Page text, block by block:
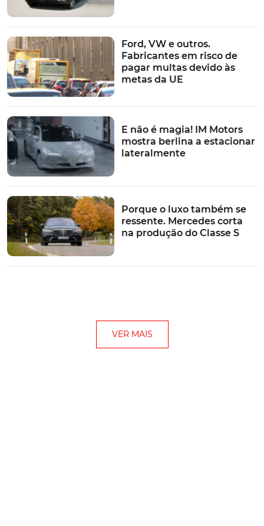
Ford, VW e outros.
Fabricantes em risco de
pagar multas devido às
metas da UE
E não é magia! IM Motors
mostra berlina a estacionar
lateralmente
Porque o luxo também se
ressente. Mercedes corta
na produção do Classe S
VER MAIS